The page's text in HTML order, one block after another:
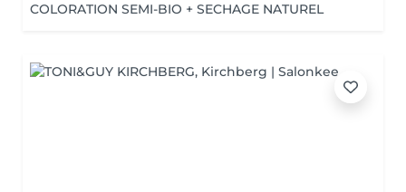
COLORATION SEMI-BIO + SECHAGE NATUREL